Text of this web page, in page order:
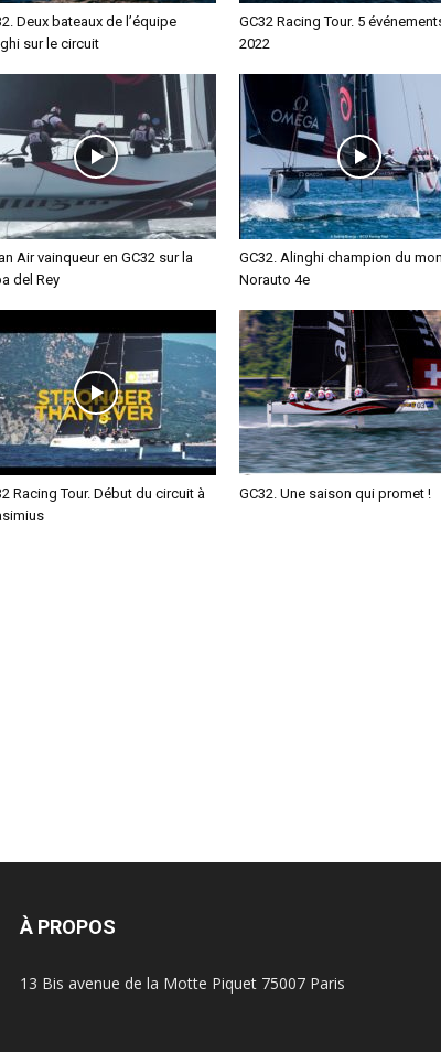
Deux bateaux de l’équipe
sur le circuit
GC32 Racing Tour. 5
2022
Air vainqueur en GC32 sur la
del Rey
GC32. Alinghi champion du
Norauto 4e
Racing Tour. Début du circuit à
GC32. Une saison qui promet !
À PROPOS
13 Bis avenue de la Motte Piquet 75007 Paris